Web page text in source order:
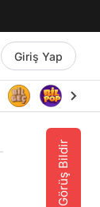
Giriş Yap
Görüş Bildir